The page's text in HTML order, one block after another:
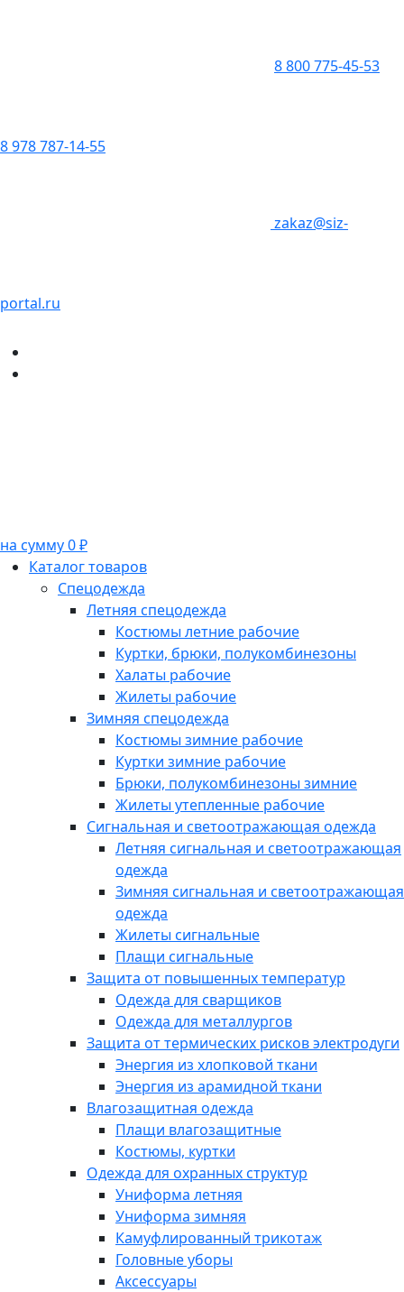
8 800 775-45-53
8 978 787-14-55
zakaz@siz-
portal.ru
на сумму 0 ₽
Каталог товаров
Спецодежда
Летняя спецодежда
Костюмы летние рабочие
Куртки, брюки, полукомбинезоны
Халаты рабочие
Жилеты рабочие
Зимняя спецодежда
Костюмы зимние рабочие
Куртки зимние рабочие
Брюки, полукомбинезоны зимние
Жилеты утепленные рабочие
Сигнальная и светоотражающая одежда
Летняя сигнальная и светоотражающая
одежда
Зимняя сигнальная и светоотражающая
одежда
Жилеты сигнальные
Плащи сигнальные
Защита от повышенных температур
Одежда для сварщиков
Одежда для металлургов
Защита от термических рисков электродуги
Энергия из хлопковой ткани
Энергия из арамидной ткани
Влагозащитная одежда
Плащи влагозащитные
Костюмы, куртки
Одежда для охранных структур
Униформа летняя
Униформа зимняя
Камуфлированный трикотаж
Головные уборы
Аксессуары